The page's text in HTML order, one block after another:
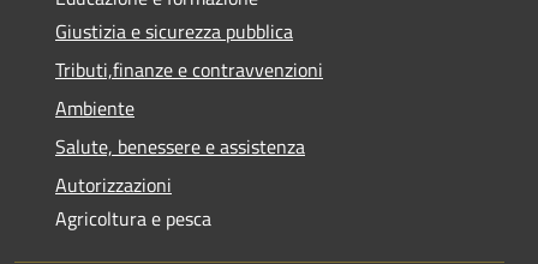
Giustizia e sicurezza pubblica
Tributi,finanze e contravvenzioni
Ambiente
Salute, benessere e assistenza
Autorizzazioni
Agricoltura e pesca